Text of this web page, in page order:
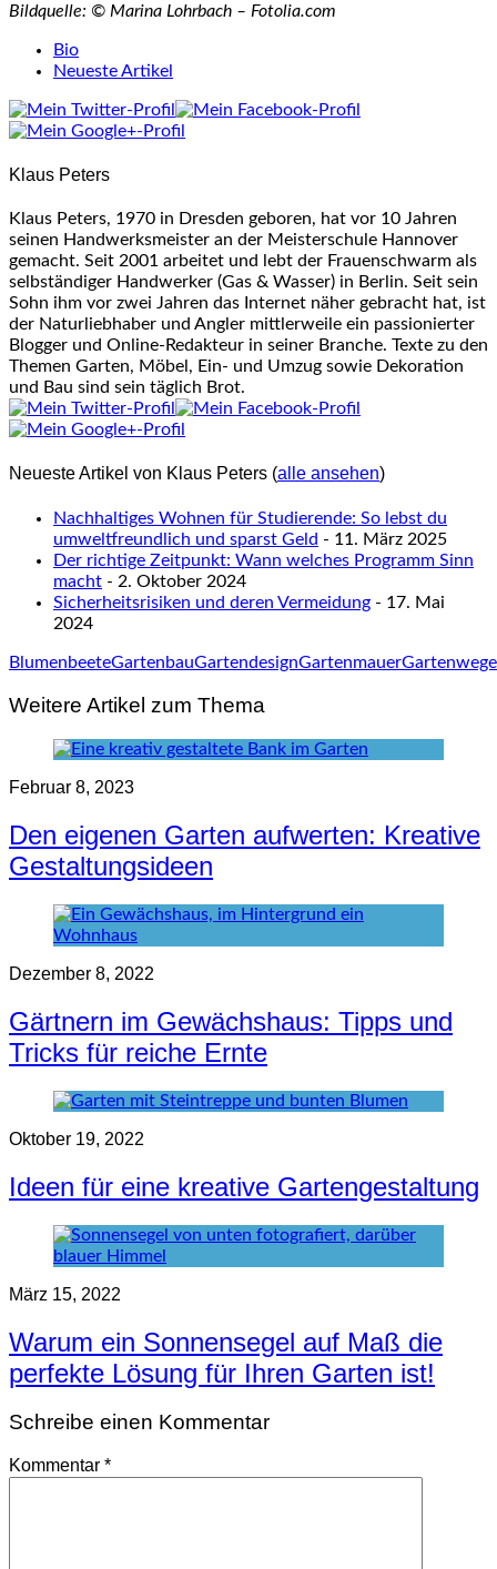
Bildquelle: © Marina Lohrbach – Fotolia.com
following
tabs
change
below.
Bio
Neueste Artikel
Klaus Peters
Klaus Peters, 1970 in Dresden geboren, hat vor 10 Jahren
seinen Handwerksmeister an der Meisterschule Hannover
gemacht. Seit 2001 arbeitet und lebt der Frauenschwarm als
selbständiger Handwerker (Gas & Wasser) in Berlin. Seit sein
Sohn ihm vor zwei Jahren das Internet näher gebracht hat, ist
der Naturliebhaber und Angler mittlerweile ein passionierter
Blogger und Online-Redakteur in seiner Branche. Texte zu den
Themen Garten, Möbel, Ein- und Umzug sowie Dekoration
und Bau sind sein täglich Brot.
Neueste Artikel von Klaus Peters (alle ansehen)
Nachhaltiges Wohnen für Studierende: So lebst du
umweltfreundlich und sparst Geld - 11. März 2025
Der richtige Zeitpunkt: Wann welches Programm Sinn
macht - 2. Oktober 2024
Sicherheitsrisiken und deren Vermeidung - 17. Mai
2024
BlumenbeeteGartenbauGartendesignGartenmauerGartenwege
Weitere Artikel zum Thema
Februar 8, 2023
Den eigenen Garten aufwerten: Kreative
Gestaltungsideen
Dezember 8, 2022
Gärtnern im Gewächshaus: Tipps und
Tricks für reiche Ernte
Oktober 19, 2022
Ideen für eine kreative Gartengestaltung
März 15, 2022
Warum ein Sonnensegel auf Maß die
perfekte Lösung für Ihren Garten ist!
Schreibe einen Kommentar
Kommentar *